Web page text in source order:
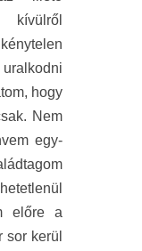
kívülről
hogy
Nem
egy-
előre a
sor kerül